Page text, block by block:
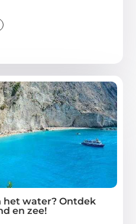
het water? Ontdek
en zee!